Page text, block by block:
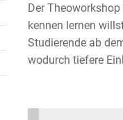
Der
kennen lernen
Studierende ab
wodurch tiefere